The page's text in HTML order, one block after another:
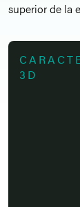
superior de la
3D